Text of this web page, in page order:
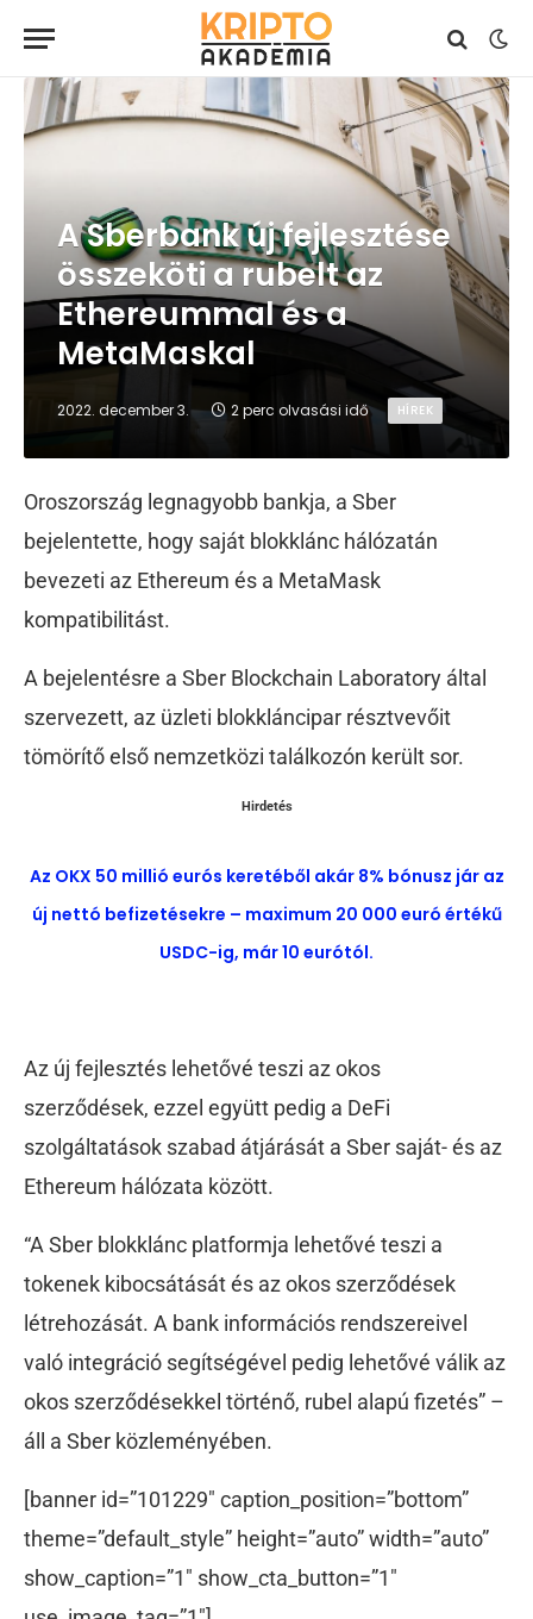
A Sberbank új fejlesztése
összeköti a rubelt az
Ethereummal és a
MetaMaskal
2022. december 3. 2 perc olvasási idő HÍREK
Oroszország legnagyobb bankja, a Sber
bejelentette, hogy saját blokklánc hálózatán
bevezeti az Ethereum és a MetaMask
kompatibilitást.
A bejelentésre a Sber Blockchain Laboratory által
szervezett, az üzleti blokkláncipar résztvevőit
tömörítő első nemzetközi találkozón került sor.
Hirdetés
Az OKX 50 millió eurós keretéből akár 8% bónusz jár az
új nettó befizetésekre – maximum 20 000 euró értékű
USDC-ig, már 10 eurótól.
Az új fejlesztés lehetővé teszi az okos
szerződések, ezzel együtt pedig a DeFi
szolgáltatások szabad átjárását a Sber saját- és az
Ethereum hálózata között.
“A Sber blokklánc platformja lehetővé teszi a
tokenek kibocsátását és az okos szerződések
létrehozását. A bank információs rendszereivel
való integráció segítségével pedig lehetővé válik az
okos szerződésekkel történő, rubel alapú fizetés” –
áll a Sber közleményében.
[banner id=”101229″ caption_position=”bottom”
theme=”default_style” height=”auto” width=”auto”
show_caption=”1″ show_cta_button=”1″